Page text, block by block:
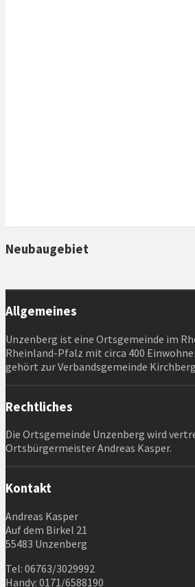
Neubaugebiet
Allgemeines
Unzenberg ist eine Ortsgemeinde im
Rheinland-Pfalz mit circa 400
gehört zur Verbandsgemeinde
Rechtliches
Die Ortsgemeinde Unzenberg wird
Ortsbürgermeister Andreas Kasper.
Kontakt
Andreas Kasper
Auf dem Birkel 21
55483 Unzenberg
Tel: 06763/3029992
Handy: 0171/6588190